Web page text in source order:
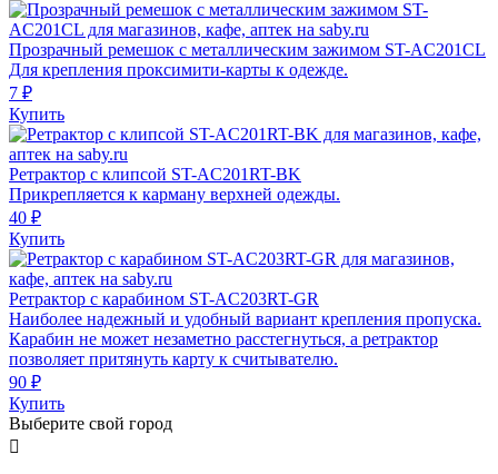
Прозрачный ремешок с металлическим зажимом ST-AC201CL
Для крепления проксимити-карты к одежде.
7 ₽
Купить
Ретрактор с клипсой ST-AC201RT-BK
Прикрепляется к карману верхней одежды.
40 ₽
Купить
Ретрактор с карабином ST-AC203RT-GR
Наиболее надежный и удобный вариант крепления пропуска.
Карабин не может незаметно расстегнуться, а ретрактор
позволяет притянуть карту к считывателю.
90 ₽
Купить
Выберите свой город
